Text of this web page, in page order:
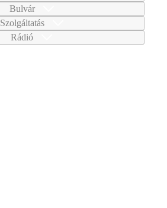
Bulvár
Szolgáltatás
Rádió